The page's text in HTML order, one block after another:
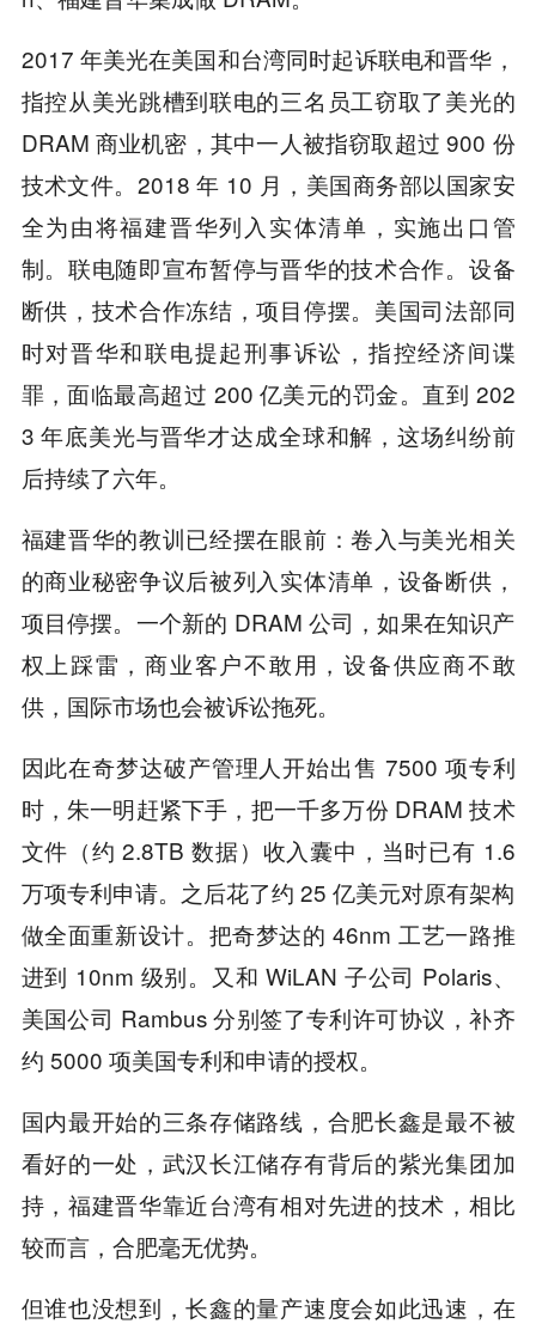
2017 年美光在美国和台湾同时起诉联电和晋华，
指控从美光跳槽到联电的三名员工窃取了美光的
DRAM 商业机密，其中一人被指窃取超过 900 份
技术文件。2018 年 10 月，美国商务部以国家安
全为由将福建晋华列入实体清单，实施出口管
制。联电随即宣布暂停与晋华的技术合作。设备
断供，技术合作冻结，项目停摆。美国司法部同
时对晋华和联电提起刑事诉讼，指控经济间谍
罪，面临最高超过 200 亿美元的罚金。直到 202
3 年底美光与晋华才达成全球和解，这场纠纷前
后持续了六年。
福建晋华的教训已经摆在眼前：卷入与美光相关
的商业秘密争议后被列入实体清单，设备断供，
项目停摆。一个新的 DRAM 公司，如果在知识产
权上踩雷，商业客户不敢用，设备供应商不敢
供，国际市场也会被诉讼拖死。
因此在奇梦达破产管理人开始出售 7500 项专利
时，朱一明赶紧下手，把一千多万份 DRAM 技术
文件（约 2.8TB 数据）收入囊中，当时已有 1.6
万项专利申请。之后花了约 25 亿美元对原有架构
做全面重新设计。把奇梦达的 46nm 工艺一路推
进到 10nm 级别。又和 WiLAN 子公司 Polaris、
美国公司 Rambus 分别签了专利许可协议，补齐
约 5000 项美国专利和申请的授权。
国内最开始的三条存储路线，合肥长鑫是最不被
看好的一处，武汉长江储存有背后的紫光集团加
持，福建晋华靠近台湾有相对先进的技术，相比
较而言，合肥毫无优势。
但谁也没想到，长鑫的量产速度会如此迅速，在